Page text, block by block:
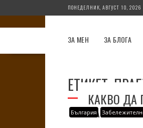
to
content
ПОНЕДЕЛНИК, АВГУСТ 10, 2026
ЗА МЕН ЗА БЛОГА
ЕТИКЕТ:
България
КАКВО ДА